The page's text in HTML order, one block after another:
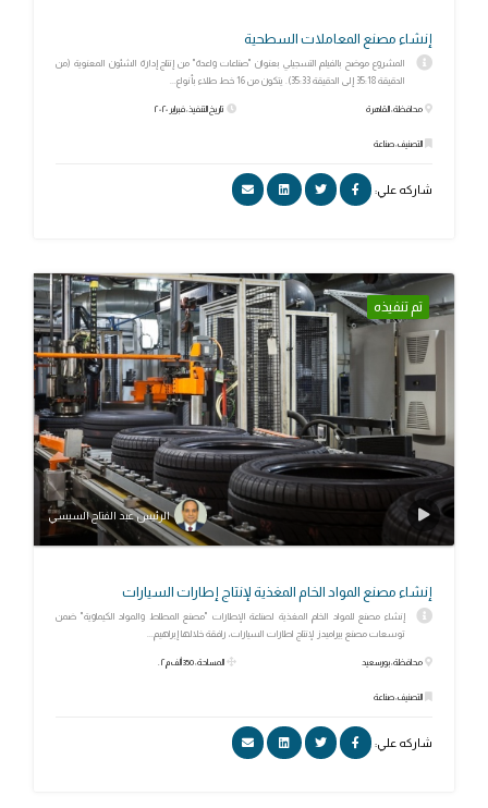
إنشاء مصنع المعاملات السطحية
المشروع موضح بالفيلم التسجيلي بعنوان "صناعات واعدة" من إنتاج إدارة الشئون المعنوية (من
الدقيقة 35:18 إلى الدقيقة 35:33). يتكون من 16 خط طلاء بأنواع...
محافظة: القاهرة
التصنيف: صناعة
تاريخ التنفيذ: فبراير ٢٠٢٠
شاركه علي:
تم تنفيذه
الرئيس عبد الفتاح السيسي
إنشاء مصنع المواد الخام المغذية لإنتاج إطارات السيارات
إنشاء مصنع للمواد الخام المغذية لصناعة الإطارات "مصنع المطاط والمواد الكيماوية" ضمن
توسعات مصنع بيراميدز لإنتاج اطارات السيارات، رافقة خلالها إبراهيم...
محافظة: بورسعيد
التصنيف: صناعة
المساحة: 350 ألف م٢.
شاركه علي: